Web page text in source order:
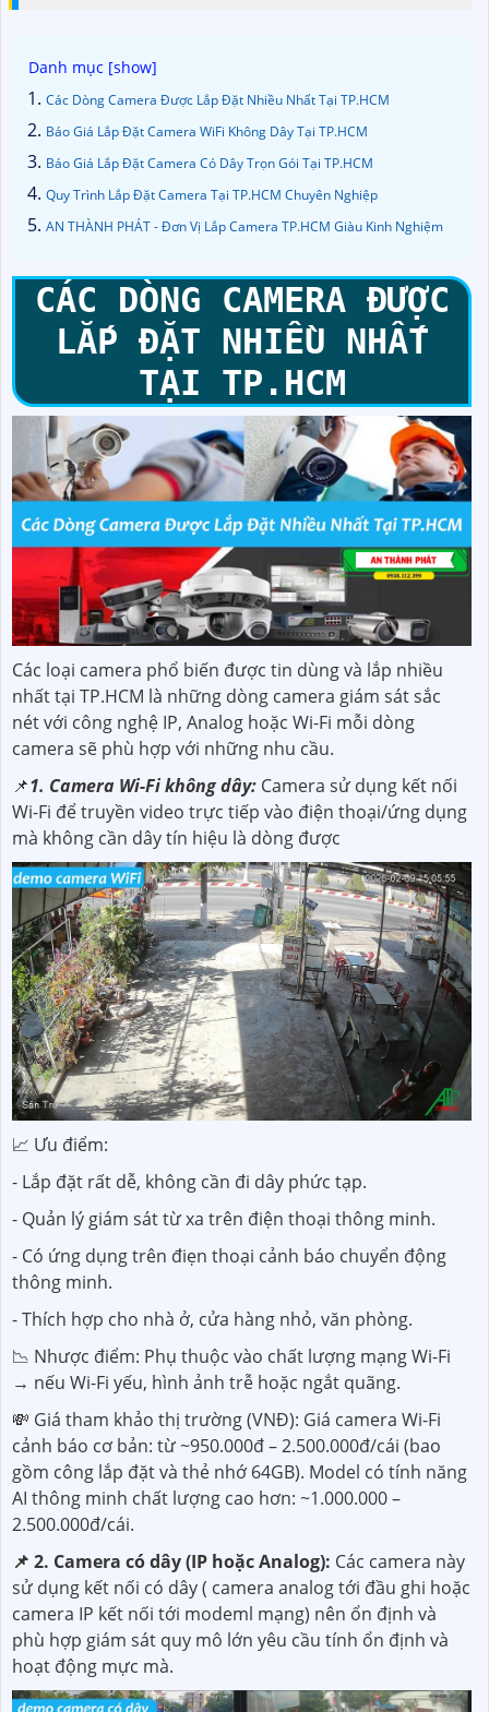
Các Dòng Camera Được Lắp Đặt Nhiều Nhất Tại TP.HCM
Báo Giá Lắp Đặt Camera WiFi Không Dây Tại TP.HCM
Báo Giá Lắp Đặt Camera Có Dây Trọn Gói Tại TP.HCM
Quy Trình Lắp Đặt Camera Tại TP.HCM Chuyên Nghiệp
AN THÀNH PHÁT - Đơn Vị Lắp Camera TP.HCM Giàu Kinh Nghiệm
CÁC DÒNG CAMERA ĐƯỢC
LẮP ĐẶT NHIỀU NHẤT
TẠI TP.HCM
Các loại camera phổ biến được tin dùng và lắp nhiều
nhất tại TP.HCM là những dòng camera giám sát sắc
nét với công nghệ IP, Analog hoặc Wi-Fi mỗi dòng
camera sẽ phù hợp với những nhu cầu.
📌1. Camera Wi-Fi không dây: Camera sử dụng kết nối
Wi-Fi để truyền video trực tiếp vào điện thoại/ứng dụng
mà không cần dây tín hiệu là dòng được
📈 Ưu điểm:
- Lắp đặt rất dễ, không cần đi dây phức tạp.
- Quản lý giám sát từ xa trên điện thoại thông minh.
- Có ứng dụng trên điẹn thoại cảnh báo chuyển động
thông minh.
- Thích hợp cho nhà ở, cửa hàng nhỏ, văn phòng.
📉 Nhược điểm: Phụ thuộc vào chất lượng mạng Wi-Fi
→ nếu Wi-Fi yếu, hình ảnh trễ hoặc ngắt quãng.
💸 Giá tham khảo thị trường (VNĐ): Giá camera Wi-Fi
cảnh báo cơ bản: từ ~950.000đ – 2.500.000đ/cái (bao
gồm công lắp đặt và thẻ nhớ 64GB). Model có tính năng
AI thông minh chất lượng cao hơn: ~1.000.000 –
2.500.000đ/cái.
📌 2. Camera có dây (IP hoặc Analog): Các camera này
sử dụng kết nối có dây ( camera analog tới đầu ghi hoặc
camera IP kết nối tới modeml mạng) nên ổn định và
phù hợp giám sát quy mô lớn yêu cầu tính ổn định và
hoạt động mực mà.